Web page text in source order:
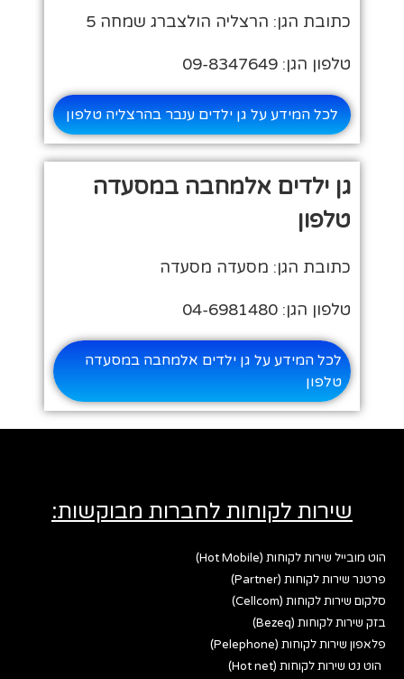
כתובת הגן: הרצליה הולצברג שמחה 5
טלפון הגן: 09-8347649
לכל המידע על גן ילדים ענבר בהרצליה טלפון
גן ילדים אלמחבה במסעדה
טלפון
כתובת הגן: מסעדה מסעדה
טלפון הגן: 04-6981480
לכל המידע על גן ילדים אלמחבה במסעדה
טלפון
שירות לקוחות לחברות מבוקשות:
הוט מובייל שירות לקוחות (Hot Mobile)
פרטנר שירות לקוחות (Partner)
סלקום שירות לקוחות (Cellcom)
בזק שירות לקוחות (Bezeq)
פלאפון שירות לקוחות (Pelephone)
הוט נט שירות לקוחות (Hot net)